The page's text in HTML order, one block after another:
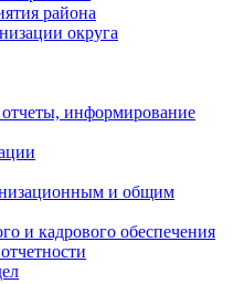
района
округа
информирование
и общим
и кадрового обеспечения